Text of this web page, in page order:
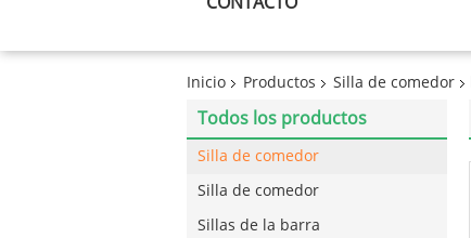
Inicio Productos Silla de comedor
Todos los productos
Silla de comedor
Silla de comedor
Sillas de la barra